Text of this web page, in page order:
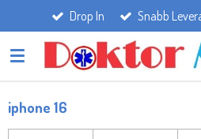
till
huvudinnehållet
Drop In Snabb
iphone 16